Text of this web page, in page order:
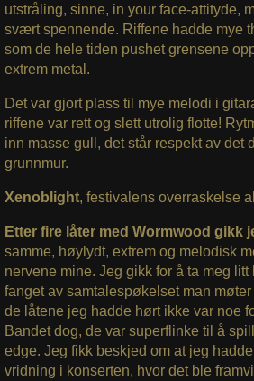
utstråling, sinne, in your face-attityde,
svært spennende. Riffene hadde mye
som de hele tiden pushet grensene
extrem metal.
Det var gjort plass til mye melodi i
riffene var rett og slett utrolig flotte!
inn masse gull, det står respekt av det
grunnmur.
Xenoblight, festivalens overraskelse
Etter fire låter med Wormwood gikk
samme, høylydt, extrem og melodisk
nervene mine. Jeg gikk for å ta meg litt
fanget av samtalespøkelset man
de låtene jeg hadde hørt ikke var noe
Bandet dog, de var superflinke til å
edge. Jeg fikk beskjed om at jeg
vridning i konserten, hvor det ble